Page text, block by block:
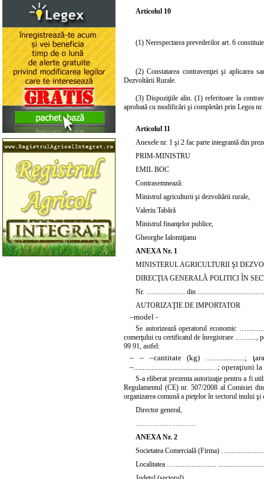
Articolul 10
(1) Nerespectarea prevederilor art. 6
(2) Constatarea contravenţiei şi aplicarea
Dezvoltării Rurale.
(3) Dispoziţiile alin. (1) referitoare la
aprobată cu modificări şi completări prin Legea
Articolul 11
Anexele nr. 1 şi 2 fac parte integrantă din
PRIM-MINISTRU
EMIL BOC
Contrasemnează:
Ministrul agriculturii şi dezvoltării rurale,
Valeriu Tabără
Ministrul finanţelor publice,
Gheorghe Ialomiţianu
ANEXA Nr. 1
MINISTERUL AGRICULTURII ŞI
DIRECŢIA GENERALĂ POLITICI ÎN
Nr. ….................. din
AUTORIZAŢIE DE IMPORTATOR
–model -
Se autorizează operatorul economic
comerţului cu certificatul de înregistrare …........,
99 91, astfel:
– cantitate (kg) …..................;
–
–
...........................................…;
– operaţiuni la
S-a eliberat prezenta autorizaţie pentru a fi
Regulamentul (CE) nr. 507/2008 al Comisiei
organizarea comună a pieţelor în sectorul inului şi
Director general,
……………………..
ANEXA Nr. 2
Societatea Comercială (Firma) …....................
Localitatea …........................